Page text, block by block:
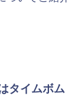
タイムボム